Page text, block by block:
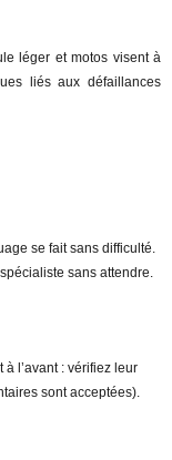
léger et motos visent à
liés aux défaillances
se fait sans difficulté.
sans attendre.
à l’avant : vérifiez leur
sont acceptées).